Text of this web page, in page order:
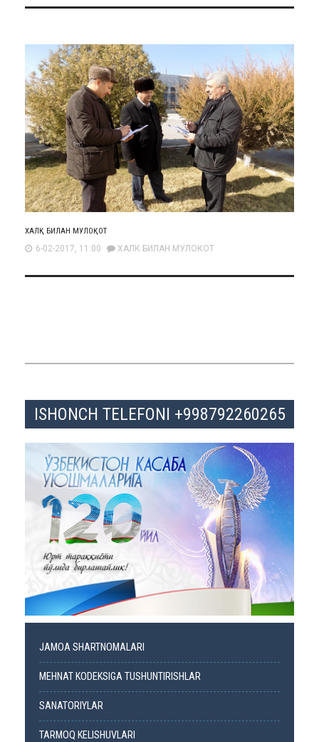
ХАЛҚ БИЛАН МУЛОҚОТ
6-02-2017, 11:00 ХАЛК БИЛАН МУЛОКОТ
ISHONCH TELEFONI +998792260265
JAMOA SHARTNOMALARI
MEHNAT KODEKSIGA TUSHUNTIRISHLAR
SANATORIYLAR
TARMOQ KELISHUVLARI